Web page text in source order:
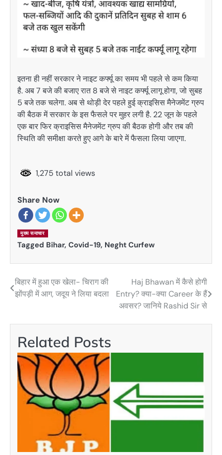
इतना ही नहीं सरकार ने नाइट कर्फ्यू का समय भी पहले से कम किया
है. अब 7 बजे की बजाए रात 8 बजे से नाइट कर्फ्यू लागू होगा, जो सुबह
5 बजे तक चलेगा. अब से थोड़ी देर पहले हुई क्राइसिस मैनेजमेंट ग्रुप
की बैठक में सरकार के इस फैसले पर मुहर लगी है. 22 जून के पहले
एक बार फिर क्राइसिस मैनेजमेंट ग्रुप की बैठक होगी और तब की
स्थिति की समीक्षा करते हुए आगे के बारे में फैसला लिया जाएगा.
1,275 total views
Share Now
मुख्य समाचार
Tagged Bihar, Covid-19, Neght Curfew
Post
navigation
बिहार में हुआ एक खेला- चिराग की
झोंपड़ी में आग, जदूय ने लिया बदला
Haj Bhawan में कैसे होगी
Entry? क्या-क्या Career के हैं
अवसर? जानिये Rashid Sir से
Related Posts